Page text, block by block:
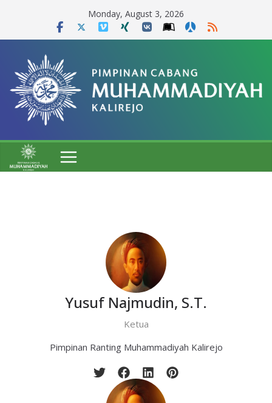
content
Monday, August 3, 2026
Yusuf Najmudin, S.T.
Ketua
Pimpinan Ranting Muhammadiyah Kalirejo